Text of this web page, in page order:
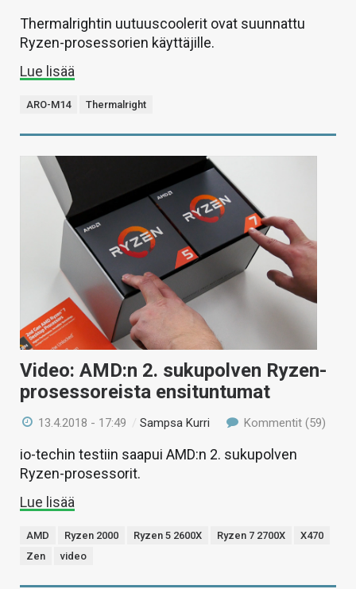
Thermalrightin uutuuscoolerit ovat suunnattu
Ryzen-prosessorien käyttäjille.
Lue lisää
ARO-M14 Thermalright
Video: AMD:n 2. sukupolven Ryzen-
prosessoreista ensituntumat
13.4.2018 - 17:49 /Sampsa Kurri Kommentit (59)
io-techin testiin saapui AMD:n 2. sukupolven
Ryzen-prosessorit.
Lue lisää
AMD Ryzen 2000 Ryzen 5 2600X Ryzen 7 2700X
X470
Zen
video